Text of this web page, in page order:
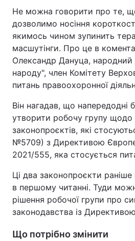
Не можна говорити про те,
дозволимо носіння
якимось чином зупинить
масшутінги. Про це в
Олександр Дануца, народний
народу", член Комітету
питань правоохоронної
Він нагадав, що напередодні
утворити робочу групу щодо
законопроєктів, які
№5709) з Директивою
2021/555, яка стосується
Ці два законопроєкти
в першому читанні. Туди
рішення робочої групи про
законодавства із
Що потрібно змінити